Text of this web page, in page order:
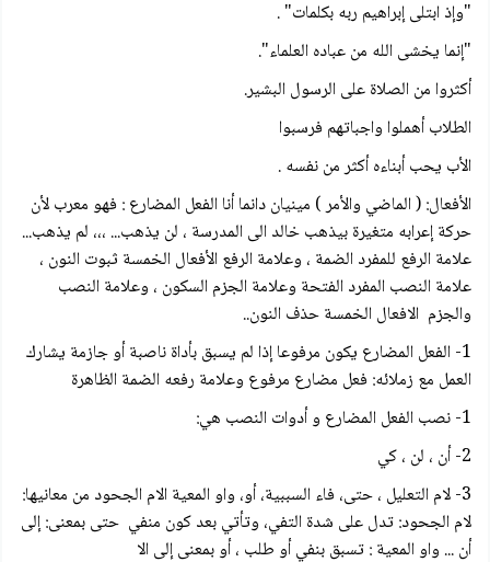
"وإذ ابتلى إبراهيم ربه بكلمات" .
"إنما يخشى الله من عباده العلماء".
أكثروا من الصلاة على الرسول البشير.
الطلاب أهملوا واجباتهم فرسبوا
الأب يحب أبناءه أكثر من نفسه .
الأفعال: ( الماضي والأمر ) مینیان دانما أنا الفعل المضارع : فهو معرب لأن
حركة إعرابه متغيرة بيذهب خالد الى المدرسة ، لن يذهب... ،،، لم يذهب...
علامة الرفع للمفرد الضمة ، وعلامة الرفع الأفعال الخمسة ثبوت النون ،
علامة النصب المفرد الفتحة وعلامة الجزم السكون ، وعلامة النصب
والجزم الافعال الخمسة حذف النون..
1- الفعل المضارع يكون مرفوعا إذا لم يسبق بأداة ناصبة أو جازمة يشارك
العمل مع زملائه: فعل مضارع مرفوع وعلامة رفعه الضمة الظاهرة
1- نصب الفعل المضارع و أدوات النصب هي:
2- أن ، لن ، کي
3- لام التعليل ، حتى، فاء السببية، أو، واو المعية الام الجحود من معانيها:
لام الجحود: تدل على شدة التفي، وتأتي بعد كون منفي حتى بمعنى: إلى
أن ... واو المعية : تسبق بنفي أو طلب ، أو بمعنى إلى الا